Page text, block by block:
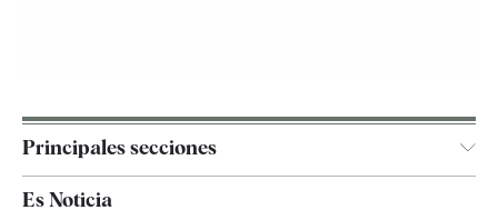
Principales secciones
España
Es Noticia